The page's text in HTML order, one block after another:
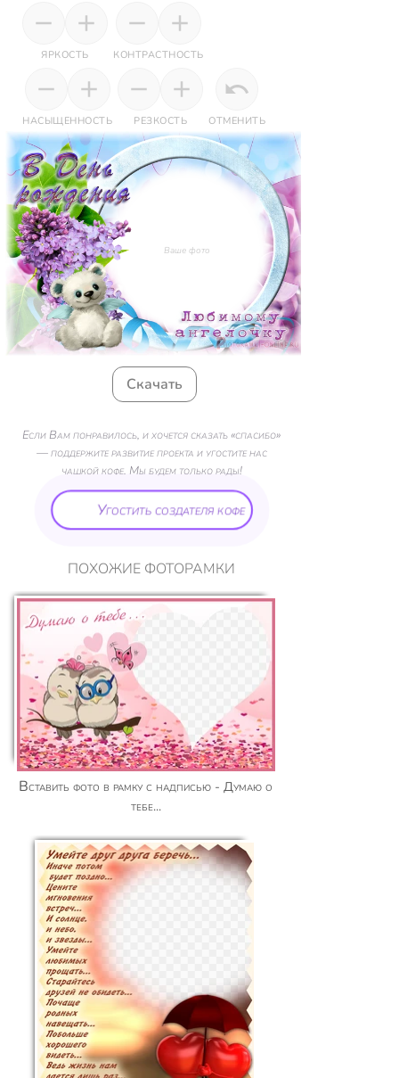
ЯРКОСТЬ КОНТРАСТНОСТЬ
НАСЫЩЕННОСТЬ РЕЗКОСТЬ ОТМЕНИТЬ
Ваше фото
Скачать
Если Вам понравилось, и хочется сказать «спасибо»
— поддержите развитие проекта и угостите нас
чашкой кофе. Мы будем только рады!
Угостить создателя кофе
ПОХОЖИЕ ФОТОРАМКИ
Вставить фото в рамку с надписью - Думаю о
тебе...